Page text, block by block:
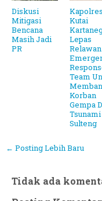
Diskusi
Mitigasi
Bencana
Masih Jadi
PR
Kapolres
Kutai
Lepas
Relawan
Team
Korban
Gempa
Tsunami
Sulteng
← Posting Lebih Baru
Tidak ada